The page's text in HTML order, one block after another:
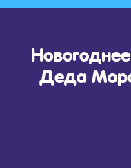
Деда